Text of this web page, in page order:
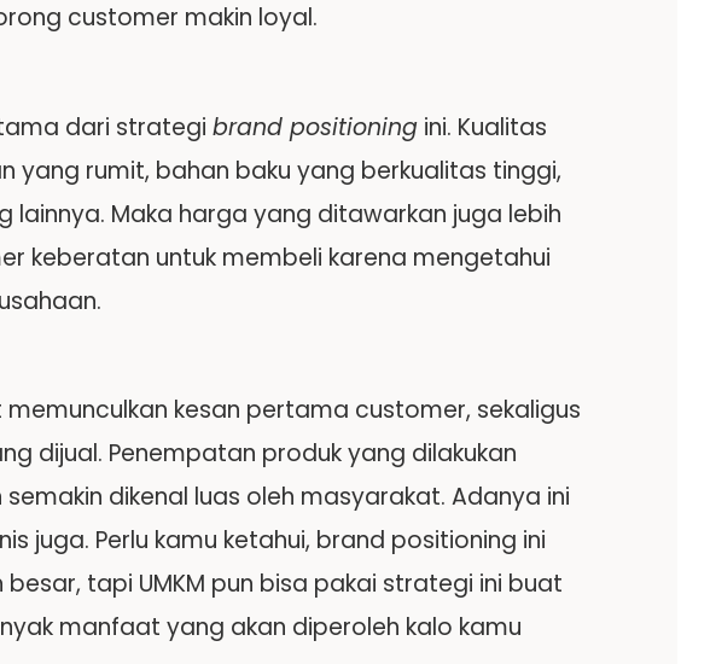
customer makin loyal.
dari strategi brand positioningini. Kualitas
yang rumit, bahan baku yang berkualitas tinggi,
Maka harga yang ditawarkan juga lebih
keberatan untuk membeli karena mengetahui
kesan pertama customer, sekaligus
dijual. Penempatan produk yang dilakukan
dikenal luas oleh masyarakat. Adanya ini
juga. Perlu kamu ketahui, brand positioning ini
tapi UMKM pun bisa pakai strategi ini buat
manfaat yang akan diperoleh kalo kamu